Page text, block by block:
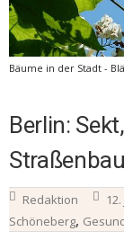
Bäume in der Stadt -
Berlin:
Redaktion
Schöneberg,